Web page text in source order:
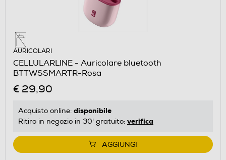
AURICOLARI
CELLULARLINE - Auricolare bluetooth
BTTWSSMARTR-Rosa
€ 29,90
Acquisto online: disponibile
Ritiro in negozio in 30' gratuito: verifica
AGGIUNGI